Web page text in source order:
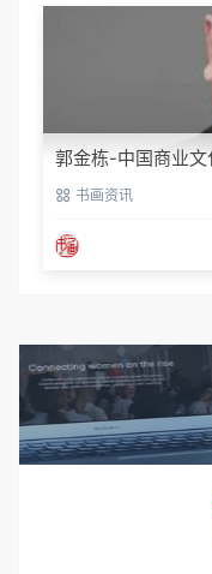
郭金栋-中国商业
书画资讯